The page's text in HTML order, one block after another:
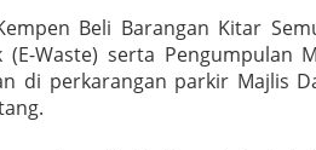
Beli Barangan Kitar
Waste) serta Pengumpulan
di perkarangan parkir Majlis